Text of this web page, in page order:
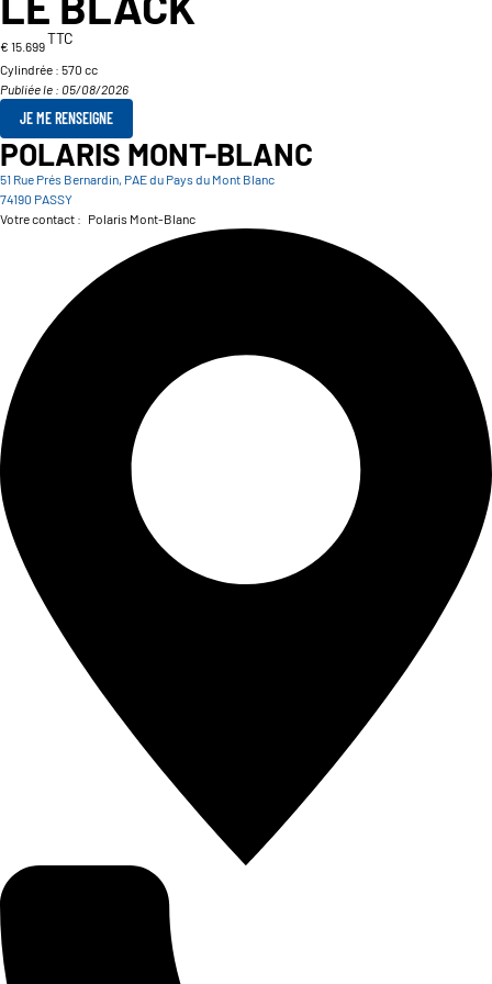
€ 15.699TTC
Cylindrée : 570 cc
Publiée le : 05/08/2026
JE ME RENSEIGNE
POLARIS MONT-BLANC
51 Rue Prés Bernardin, PAE du Pays du Mont Blanc
74190 PASSY
Votre contact : Polaris Mont-Blanc